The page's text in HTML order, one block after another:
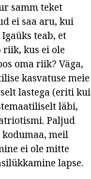
samm teket
ei saa aru, kui
teab, et
kus ei ole
oma riik? Väga,
kasvatuse meie
lastega (eriti kui
läbi,
Paljud
kodumaa, meil
ei ole mitte
lapse.